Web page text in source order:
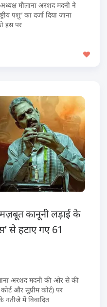
मौलाना अरशद मदनी ने
पशु’’ का दर्जा दिया जाना
इस पर
कानूनी लड़ाई के
से हटाए गए 61
अरशद मदनी की ओर से की
और सुप्रीम कोर्ट) पर
में विवादित